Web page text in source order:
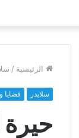
الرئيسية /
سلايدر قضايا
حيرة